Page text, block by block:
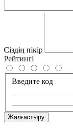
Сіздің пікір
Рейтингі
Введите код
Жалғастыру